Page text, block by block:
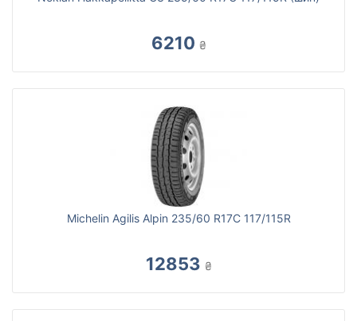
6210 ₴
Michelin Agilis Alpin 235/60 R17C 117/115R
12853 ₴